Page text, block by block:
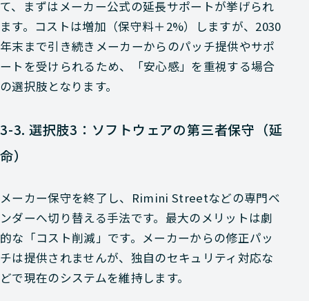
て、まずはメーカー公式の延長サポートが挙げられ
ます。コストは増加（保守料＋2%）しますが、2030
年末まで引き続きメーカーからのパッチ提供やサポ
ートを受けられるため、「安心感」を重視する場合
の選択肢となります。
3-3. 選択肢3：ソフトウェアの第三者保守（延
命）
メーカー保守を終了し、Rimini Streetなどの専門ベ
ンダーへ切り替える手法です。最大のメリットは劇
的な「コスト削減」です。メーカーからの修正パッ
チは提供されませんが、独自のセキュリティ対応な
どで現在のシステムを維持します。